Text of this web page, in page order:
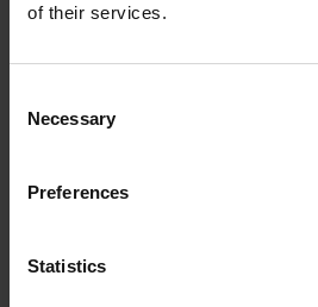
of their services.
Selection
Necessary
Preferences
Statistics